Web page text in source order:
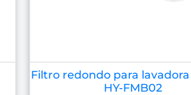
Filtro redondo para lavadora
HY-FMB02